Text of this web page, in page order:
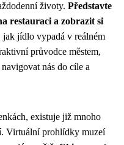
životy. Představte
restauraci a zobrazit si
jak jídlo vypadá v reálném
průvodce městem,
nás do cíle a
existuje již mnoho
Virtuální prohlídky muzeí